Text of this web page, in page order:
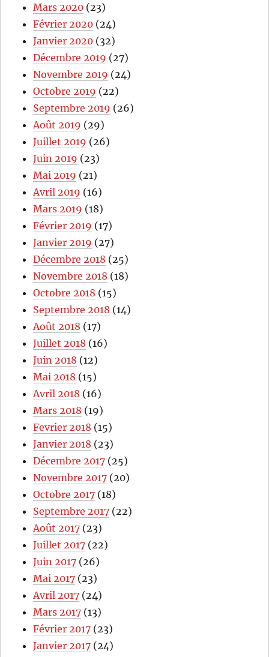
Mars 2020 (23)
Février 2020 (24)
Janvier 2020 (32)
Décembre 2019 (27)
Novembre 2019 (24)
Octobre 2019 (22)
Septembre 2019 (26)
Août 2019 (29)
Juillet 2019 (26)
Juin 2019 (23)
Mai 2019 (21)
Avril 2019 (16)
Mars 2019 (18)
Février 2019 (17)
Janvier 2019 (27)
Décembre 2018 (25)
Novembre 2018 (18)
Octobre 2018 (15)
Septembre 2018 (14)
Août 2018 (17)
Juillet 2018 (16)
Juin 2018 (12)
Mai 2018 (15)
Avril 2018 (16)
Mars 2018 (19)
Fevrier 2018 (15)
Janvier 2018 (23)
Décembre 2017 (25)
Novembre 2017 (20)
Octobre 2017 (18)
Septembre 2017 (22)
Août 2017 (23)
Juillet 2017 (22)
Juin 2017 (26)
Mai 2017 (23)
Avril 2017 (24)
Mars 2017 (13)
Février 2017 (23)
Janvier 2017 (24)